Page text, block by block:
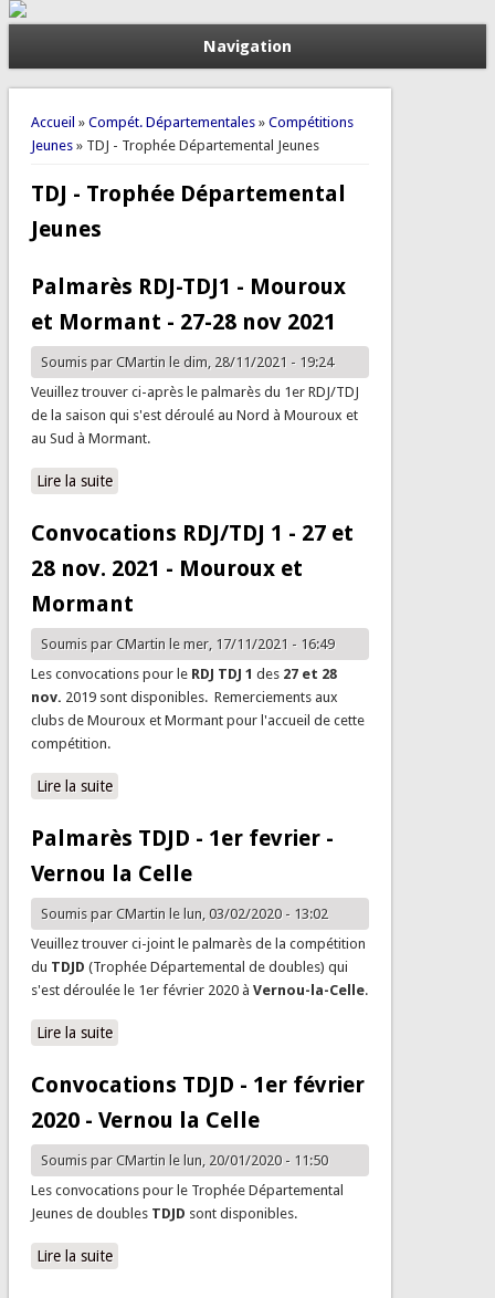
Navigation
Vous êtes ici
Accueil » Compét. Départementales» Compétitions
Jeunes» TDJ - Trophée Départemental Jeunes
TDJ - Trophée Départemental
Jeunes
Palmarès RDJ-TDJ1 - Mouroux
et Mormant - 27-28 nov 2021
Soumis par CMartinle dim, 28/11/2021 - 19:24
Veuillez trouver ci-après le palmarès du 1er RDJ/TDJ
de la saison qui s'est déroulé au Nord à Mouroux et
au Sud à Mormant.
Lire la suitede Palmarès RDJ-TDJ1 - Mouroux et Mormant - 27-28
Convocations RDJ/TDJ 1 - 27 et
28 nov. 2021 - Mouroux et
Mormant
Soumis par CMartinle mer, 17/11/2021 - 16:49
Les convocations pour le RDJ TDJ 1 des 27 et 28
nov. 2019 sont disponibles. Remerciements aux
clubs de Mouroux et Mormant pour l'accueil de cette
compétition.
Lire la suitede Convocations RDJ/TDJ 1 - 27 et 28 nov. 2021 -
Palmarès TDJD - 1er fevrier -
Vernou la Celle
Soumis par CMartinle lun, 03/02/2020 - 13:02
Veuillez trouver ci-joint le palmarès de la compétition
du TDJD (Trophée Départemental de doubles) qui
s'est déroulée le 1er février 2020 à Vernou-la-Celle.
Lire la suitede Palmarès TDJD - 1er fevrier - Vernou la Celle
Convocations TDJD - 1er février
2020 - Vernou la Celle
Soumis par CMartinle lun, 20/01/2020 - 11:50
Les convocations pour le Trophée Départemental
Jeunes de doubles TDJD sont disponibles.
Lire la suitede Convocations TDJD - 1er février 2020 - Vernou la